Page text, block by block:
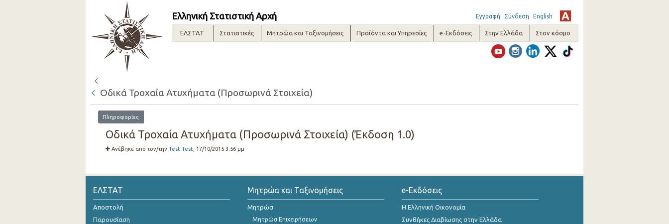
Ελληνική Στατιστική Αρχή Εγγραφή Σύνδεση English
ΕΛΣΤΑΤ Στατιστικές Μητρώα και Ταξινομήσεις Προϊόντα και Υπηρεσίες e-Εκδόσεις Στην Ελλάδα Στον κόσμο
Οδικά Τροχαία Ατυχήματα (Προσωρινά Στοιχεία)
Πληροφορίες
Οδικά Τροχαία Ατυχήματα (Προσωρινά Στοιχεία) (Έκδοση 1.0)
Ανέβηκε από τον/την Test Test , 17/10/2015 3:56 μμ
ΕΛΣΤΑΤ
Αποστολή
Παρουσίαση
Μητρώα και Ταξινομήσεις
Μητρώα
Μητρώα Επιχειρήσεων
e-Εκδόσεις
Η Ελληνική Οικονομία
Συνθήκες Διαβίωσης στην Ελλάδα